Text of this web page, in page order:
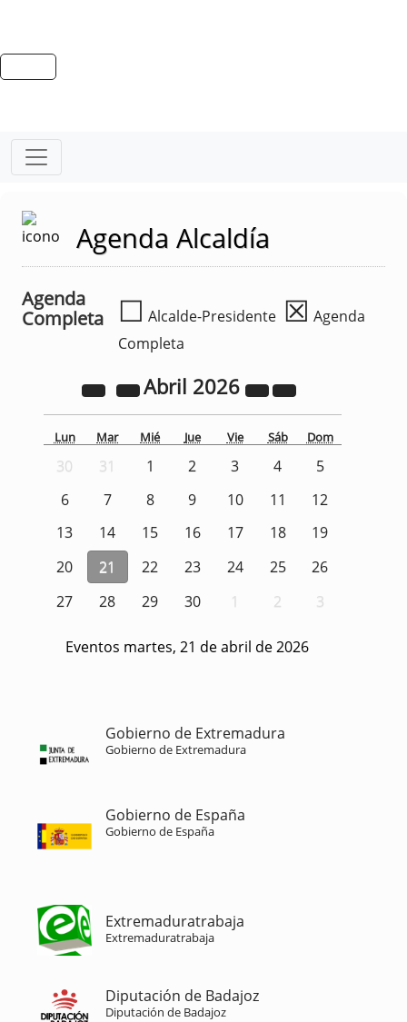
Agenda Alcaldía
Agenda
Completa
☐ Alcalde-Presidente ☒ Agenda
Completa
Abril 2026
Lun Mar Mié Jue Vie Sáb Dom
30 31 1 2 3 4
5
6
7 8 9 10 11
12
13
14 15 16 17 18
19
20
21 22 23 24 25
26
27
28 29 30 1 2 3
Eventos martes, 21 de abril de 2026
Gobierno de Extremadura
Gobierno de Extremadura
Gobierno de España
Gobierno de España
Extremaduratrabaja
Extremaduratrabaja
Diputación de Badajoz
Diputación de Badajoz